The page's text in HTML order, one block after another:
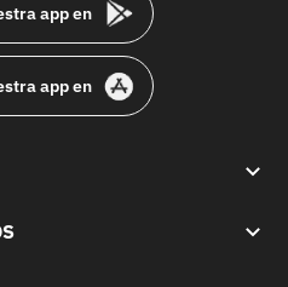
app en
app en